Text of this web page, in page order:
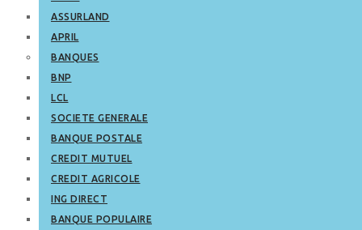
ASSURLAND
APRIL
BANQUES
BNP
LCL
SOCIETE GENERALE
BANQUE POSTALE
CREDIT MUTUEL
CREDIT AGRICOLE
ING DIRECT
BANQUE POPULAIRE